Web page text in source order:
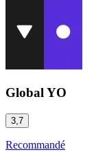
Global YO
3,7
Recommandé